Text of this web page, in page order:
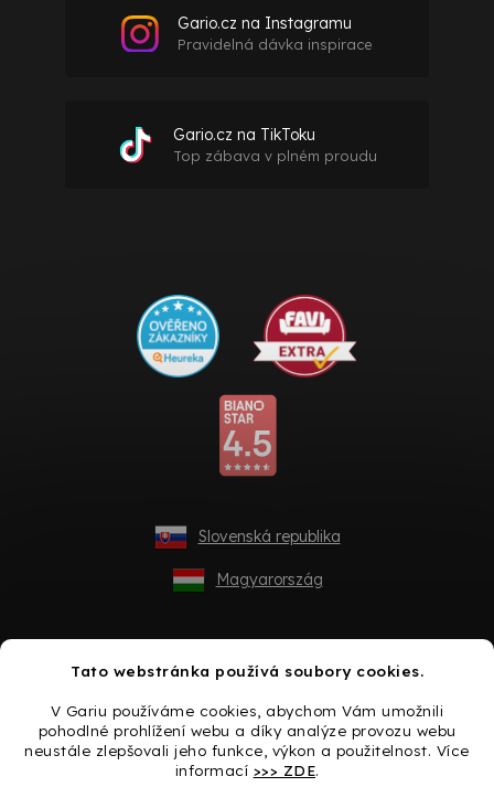
Tato webstránka používá soubory cookies.
V Gariu používáme cookies, abychom Vám umožnili
pohodlné prohlížení webu a díky analýze provozu webu
neustále zlepšovali jeho funkce, výkon a použitelnost. Více
informací >>> ZDE.
Gario.cz na Instagramu
Pravidelná dávka inspirace
Gario.cz na TikToku
Top zábava v plném proudu
Slovenská republika
Magyarország